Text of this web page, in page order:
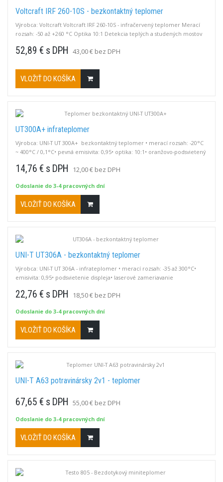
Voltcraft IRF 260-10S - bezkontaktný teplomer
Výrobca: Voltcraft Voltcraft IRF 260-10S - infračervený teplomer Merací
rozsah: -50 až +260 °C Optika 10:1 Detekcia teplých a studených mostov
hraničná hodnota
52,89 € s DPH 43,00 € bez DPH
VLOŽIŤ DO KOŠÍKA
UT300A+ infrateplomer
Výrobca: UNI-T UT 300A+ bezkontaktný teplomer • merací rozsah: -20°C
~ 400°C / 0,1°C• pevná emisivita: 0,95• optika: 10:1• oranžovo-podsvietený
14,76 € s DPH 12,00 € bez DPH
Odoslanie do 3-4 pracovných dní
VLOŽIŤ DO KOŠÍKA
UNI-T UT306A - bezkontaktný teplomer
Výrobca: UNI-T UT 306A - infrateplomer • merací rozsah: -35 až 300°C•
emisivita: 0,95• podsvietenie displeja• laserové zameriavanie
22,76 € s DPH 18,50 € bez DPH
Odoslanie do 3-4 pracovných dní
VLOŽIŤ DO KOŠÍKA
UNI-T A63 potravinársky 2v1 - teplomer
67,65 € s DPH 55,00 € bez DPH
Odoslanie do 3-4 pracovných dní
VLOŽIŤ DO KOŠÍKA